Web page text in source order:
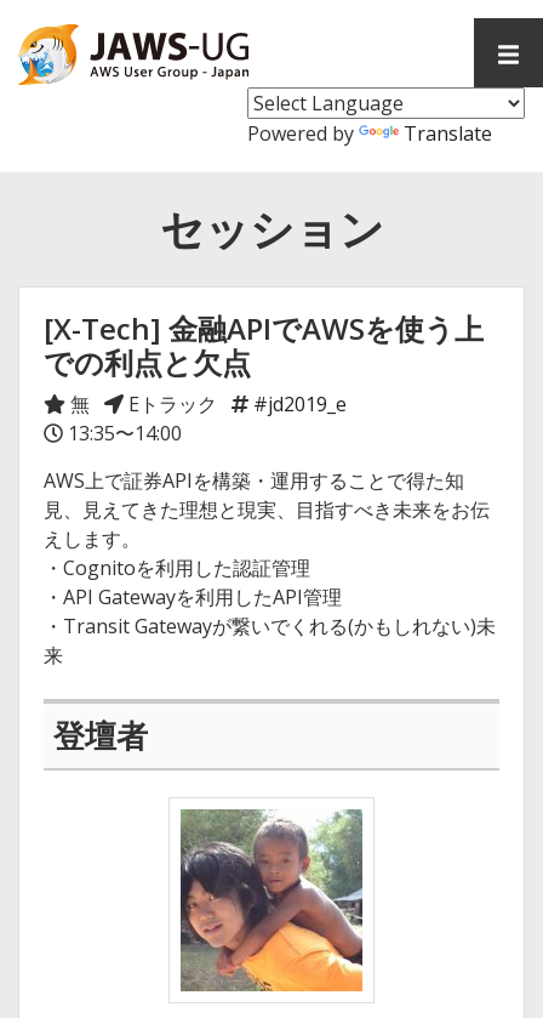
メ
ン
メ
Powered by Translate
セッション
[X-Tech] 金融APIでAWSを使う上
での利点と欠点
無 Eトラック
#jd2019_e
13:35〜14:00
AWS上で証券APIを構築・運用することで得た知
見、見えてきた理想と現実、目指すべき未来をお伝
えします。
・Cognitoを利用した認証管理
・API Gatewayを利用したAPI管理
・Transit Gatewayが繋いでくれる(かもしれない)未
来
登壇者